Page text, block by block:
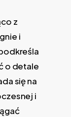
z
i
o detale
się na
i